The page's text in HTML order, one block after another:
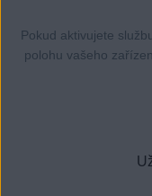
Pokud aktivujete
polohu vašeho